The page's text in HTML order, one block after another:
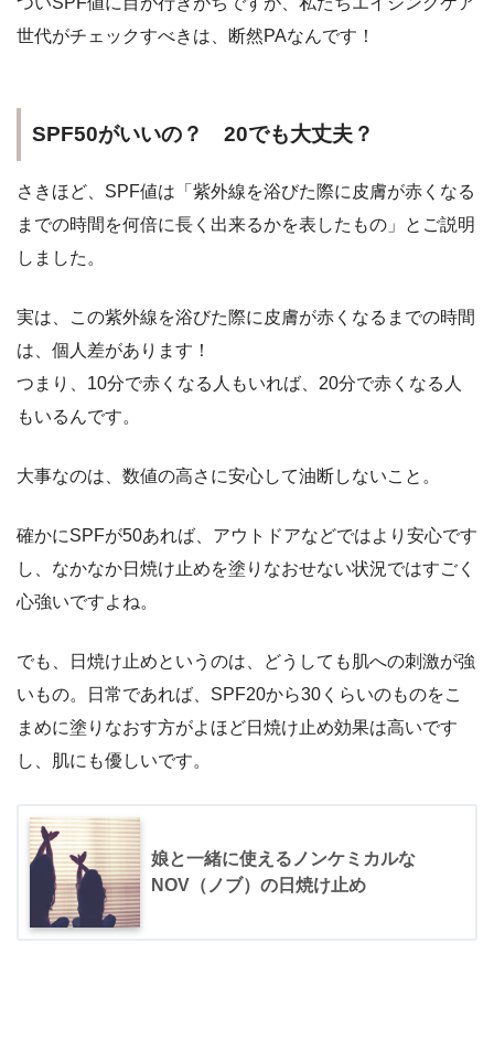
世代がチェックすべきは、
断然PAなんです！
SPF50がいいの？ 20でも大丈夫？
さきほど、SPF値は「紫外線を浴びた際に皮膚が赤くなる
までの時間を何倍に長く出来るかを表したもの」とご説明
しました。
実は、この紫外線を浴びた際に皮膚が赤くなるまでの時間
は、個人差があります！
つまり、10分で赤くなる人もいれば、20分で赤くなる人
もいるんです。
大事なのは、 数値の高さに安心して油断しないこと。
確かにSPFが50あれば、アウトドアなどではより安心です
し、なかなか日焼け止めを塗りなおせない状況ではすごく
心強いですよね。
でも、日焼け止めというのは、どうしても肌への刺激が強
いもの。日常であれば、SPF20から30くらいのものをこ
まめに塗りなおす方がよほど日焼け止め効果は高いです
し、肌にも優しいです。
娘と一緒に使えるノンケミカルな
NOV（ノブ）の日焼け止め